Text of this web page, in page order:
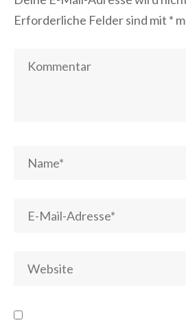
Erforderliche Felder sind mit *